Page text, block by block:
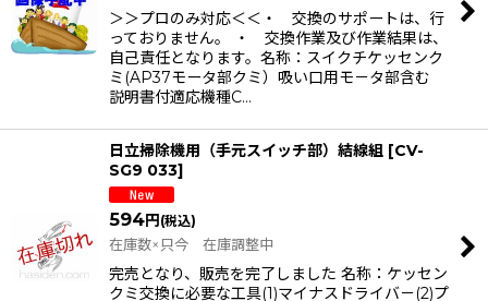
＞＞プロのみ対応＜＜・ 交換のサポートは、行
っておりません。 ・ 交換作業及び作業結果は、
自己責任となります。名称：スイクチケッセンク
ミ(AP37モータ部クミ）吸い口用モ－タ部含む
説明書付適応機種C…
日立掃除機用（手元スイッチ部）結線組 [CV-
SG9 033]
594円 (税込)
在庫数×只今 在庫調整中
完売となり、販売を完了しました 名称：ケッセン
クミ交換に必要な工具(1)マイナスドライバ－(2)プ